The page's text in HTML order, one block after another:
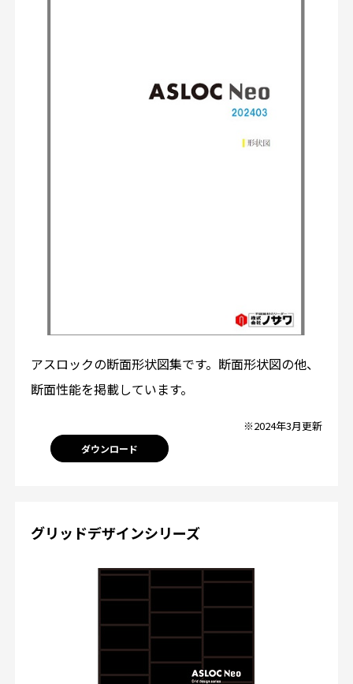
アスロックの断面形状図集です。断面形状図の他、
断面性能を掲載しています。
※2024年3月更新
ダウンロード
グリッドデザインシリーズ